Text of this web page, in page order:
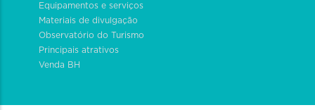
Equipamentos e serviços
Materiais de divulgação
Observatório do Turismo
Principais atrativos
Venda BH